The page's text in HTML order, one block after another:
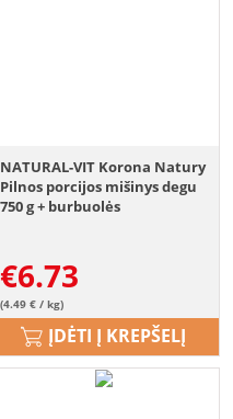
NATURAL-VIT Korona Natury
Pilnos porcijos mišinys degu
750 g + burbuolės
€6.73
(4.49 € / kg)
ĮDĖTI Į KREPŠELĮ